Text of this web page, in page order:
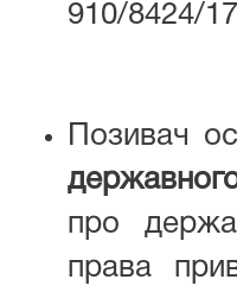
910/8424/17
Позивач
про
права